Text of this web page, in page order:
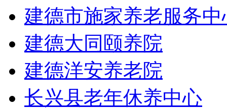
建德市施家养老服务中
建德大同颐养院
建德洋安养老院
长兴县老年休养中心